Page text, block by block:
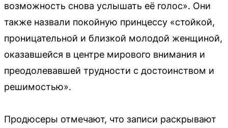
возможность снова услышать её голос». Они
также назвали покойную принцессу «стойкой,
проницательной и близкой молодой женщиной,
оказавшейся в центре мирового внимания и
преодолевавшей трудности с достоинством и
решимостью».
Продюсеры отмечают, что записи раскрывают